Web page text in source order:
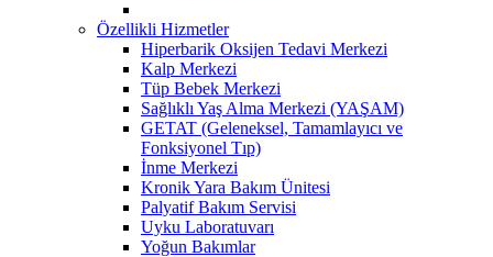
Özellikli Hizmetler
Hiperbarik Oksijen Tedavi Merkezi
Kalp Merkezi
Tüp Bebek Merkezi
Sağlıklı Yaş Alma Merkezi (YAŞAM)
GETAT (Geleneksel, Tamamlayıcı ve
Fonksiyonel Tıp)
İnme Merkezi
Kronik Yara Bakım Ünitesi
Palyatif Bakım Servisi
Uyku Laboratuvarı
Yoğun Bakımlar